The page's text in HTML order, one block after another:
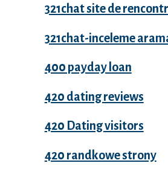
321chat site de
321chat-inceleme
400 payday loan
420 dating reviews
420 Dating visitors
420 randkowe strony